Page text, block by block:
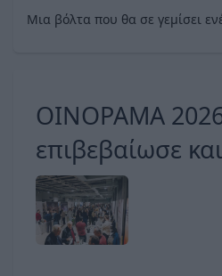
Μια βόλτα που θα σε γεμίσει
ΟΙΝΟΡΑΜΑ
επιβεβαίωσε
ισχυρή θέση